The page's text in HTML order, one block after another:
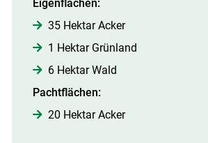
Eigenflächen:
35 Hektar Acker
1 Hektar Grünland
6 Hektar Wald
Pachtflächen:
20 Hektar Acker